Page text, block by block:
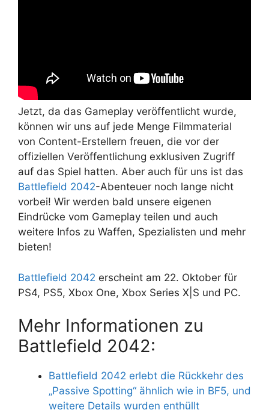
Jetzt, da das Gameplay veröffentlicht wurde,
können wir uns auf jede Menge Filmmaterial
von Content-Erstellern freuen, die vor der
offiziellen Veröffentlichung exklusiven Zugriff
auf das Spiel hatten. Aber auch für uns ist das
Battlefield 2042-Abenteuer noch lange nicht
vorbei! Wir werden bald unsere eigenen
Eindrücke vom Gameplay teilen und auch
weitere Infos zu Waffen, Spezialisten und mehr
bieten!
Battlefield 2042 erscheint am 22. Oktober für
PS4, PS5, Xbox One, Xbox Series X|S und PC.
Mehr Informationen zu
Battlefield 2042:
Battlefield 2042 erlebt die Rückkehr des
„Passive Spotting“ ähnlich wie in BF5, und
weitere Details wurden enthüllt